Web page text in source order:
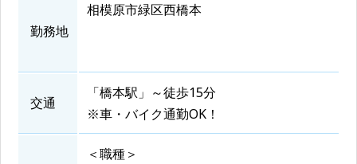
勤務地
相模原市緑区西橋本
交通
「橋本駅」～徒歩15分
※車・バイク通勤OK！
＜職種＞